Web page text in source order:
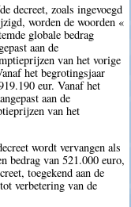
decreet, zoals ingevoegd
worden de woorden «
globale bedrag
aan de
van het vorige
het begrotingsjaar
eur. Vanaf het
aan de
van het
wordt vervangen als
bedrag van 521.000 euro,
toegekend aan de
verbetering van de